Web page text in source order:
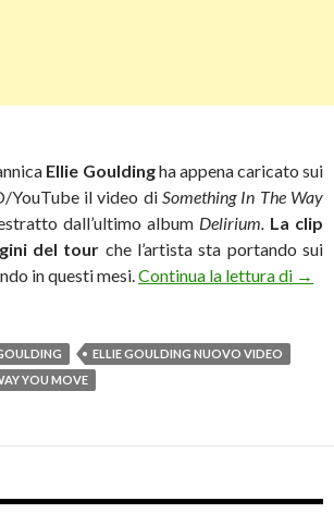
Ellie Gouldingha appena caricato sui
YouTube il video di Something In The Way
dall’ultimo album Delirium. La clip
del tour che l’artista sta portando sui
in questi mesi. Continua la lettura di →
ELLIE GOULDING NUOVO VIDEO
YOU MOVE